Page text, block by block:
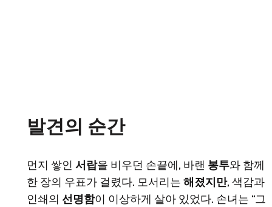
발견의 순간
먼지 쌓인 서랍을 비우던 손끝에, 바랜 봉투와 함께
한 장의 우표가 걸렸다. 모서리는 해졌지만, 색감과
인쇄의 선명함이 이상하게 살아 있었다. 손녀는 “그